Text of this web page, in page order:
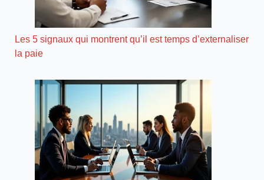
Les 5 signaux qui montrent qu’il est temps d’externaliser
la paie